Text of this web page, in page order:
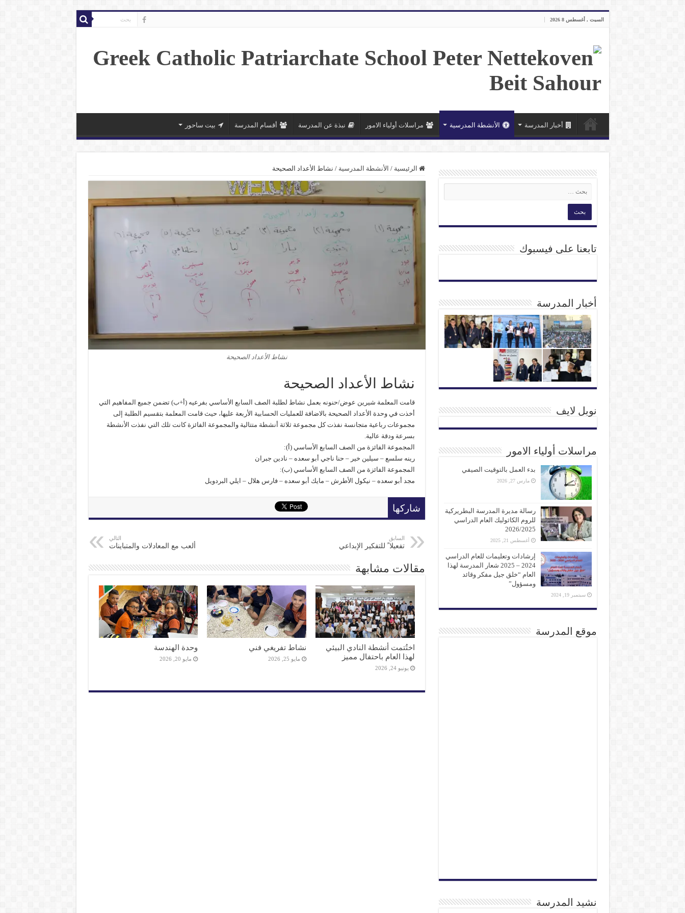
السبت , أغسطس 8 2026
أخبار المدرسة الأنشطة المدرسية مراسلات أولياء الامور نبذة عن المدرسة أقسام المدرسة بيت ساحور
الرئيسية / الأنشطة المدرسية / نشاط الأعداد الصحيحة
نشاط الأعداد الصحيحة
نشاط الأعداد الصحيحة
قامت المعلمة شيرين عوض/حنونه بعمل نشاط لطلبة الصف السابع الأساسي بفرعيه (أ+ب) تضمن جميع المفاهيم التي
أخذت في وحدة الأعداد الصحيحة بالاضافة للعمليات الحسابية الأربعة عليها، حيث قامت المعلمة بتقسيم الطلبة إلى
مجموعات رباعية متجانسة نفذت كل مجموعة ثلاثة أنشطة متتالية والمجموعة الفائزة كانت تلك التي نفذت الأنشطة
بسرعة ودقة عالية.
المجموعة الفائزة من الصف السابع الأساسي (أ):
رينه سلسع – سيلين خير – حنا ناجي أبو سعده – نادين جبران
المجموعة الفائزة من الصف السابع الأساسي (ب):
مجد أبو سعده – نيكول الأطرش – مايك أبو سعده – فارس هلال – ايلي البردويل
شاركها
السابق
تفعيلا ً للتفكير الإبداعي
التالي
ألعب مع المعادلات والمتباينات
مقالات مشابهة
اختُتمت أنشطة النادي البيئي
لهذا العام باحتفال مميز
يونيو 24, 2026
نشاط تفريغي فني
مايو 25, 2026
وحدة الهندسة
مايو 20, 2026
تابعنا على فيسبوك
أخبار المدرسة
نوبل لايف
مراسلات أولياء الامور
بدء العمل بالتوقيت الصيفي
مارس 27, 2026
رسالة مديرة المدرسة البطريركية
للروم الكاثوليك العام الدراسي
2026/2025
أغسطس 21, 2025
إرشادات وتعليمات للعام الدراسي
2024 – 2025 شعار المدرسة لهذا
العام “خلق جيل مفكر وقائد
ومسؤول”
سبتمبر 19, 2024
موقع المدرسة
نشيد المدرسة